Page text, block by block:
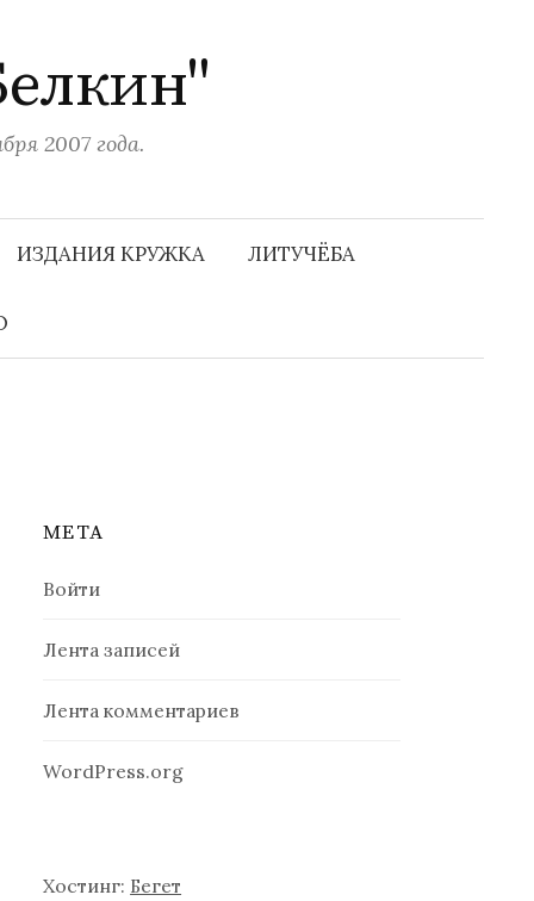
2007 года.
ИЗДАНИЯ КРУЖКА ЛИТУЧЁБА
МЕТА
Войти
Лента записей
Лента комментариев
WordPress.org
Хостинг: Бегет